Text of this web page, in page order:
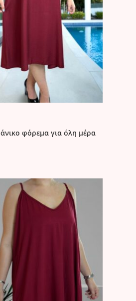
φόρεμα για όλη μέρα